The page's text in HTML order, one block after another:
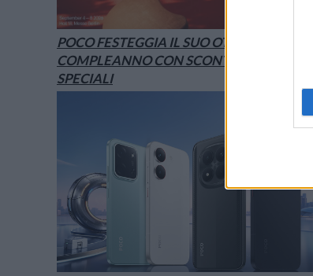
POCO FESTEGGIA IL SUO OTTAVO
COMPLEANNO CON SCONTI E OFFERTE
SPECIALI